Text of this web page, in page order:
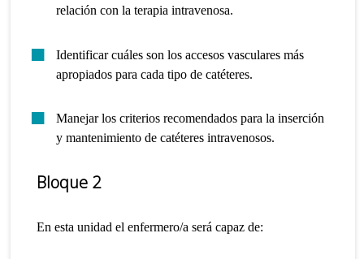
relación con la terapia intravenosa.
Identificar cuáles son los accesos vasculares más
apropiados para cada tipo de catéteres.
Manejar los criterios recomendados para la inserción
y mantenimiento de catéteres intravenosos.
Bloque 2
En esta unidad el enfermero/a será capaz de: